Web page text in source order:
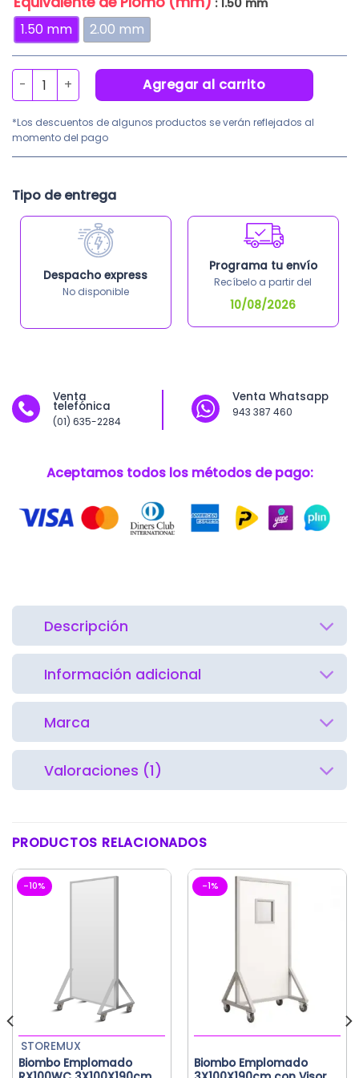
1.50 mm 2.00 mm
Biombo Emplomado RX100WC 3X70X180cm cantidad
Agregar al carrito
*Los descuentos de algunos productos se verán reflejados al
momento del pago
Tipo de entrega
Despacho express
No disponible
Programa tu envío
Recíbelo a partir del
10/08/2026
Venta
telefónica
(01) 635-2284
Venta Whatsapp
943 387 460
Aceptamos todos los métodos de pago:
Descripción
Información adicional
Marca
Valoraciones (1)
PRODUCTOS RELACIONADOS
-10%
Biombo Emplomado
STOREMUX
-1%
Biombo Emplomado